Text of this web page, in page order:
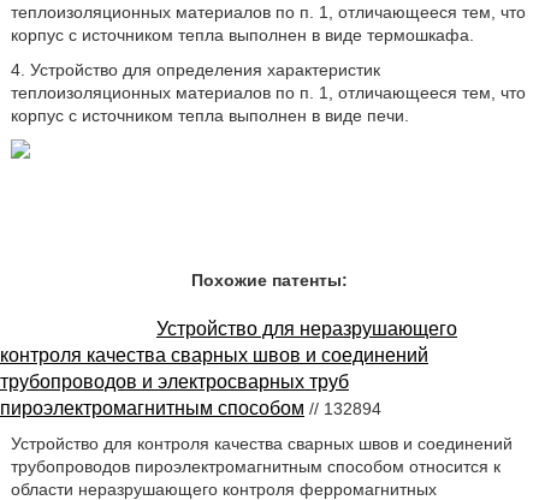
теплоизоляционных материалов по п. 1, отличающееся тем, что
корпус с источником тепла выполнен в виде термошкафа.
4. Устройство для определения характеристик
теплоизоляционных материалов по п. 1, отличающееся тем, что
корпус с источником тепла выполнен в виде печи.
Похожие патенты:
Устройство для неразрушающего
контроля качества сварных швов и соединений
трубопроводов и электросварных труб
пироэлектромагнитным способом // 132894
Устройство для контроля качества сварных швов и соединений
трубопроводов пироэлектромагнитным способом относится к
области неразрушающего контроля ферромагнитных